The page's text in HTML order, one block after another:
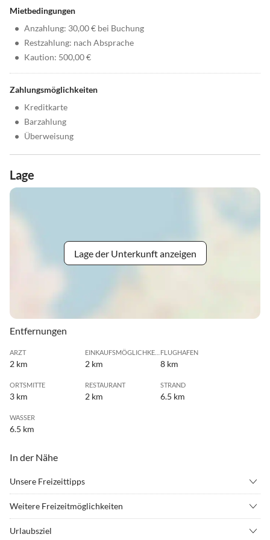
Mietbedingungen
• Anzahlung: 30,00 € bei Buchung
• Restzahlung: nach Absprache
• Kaution: 500,00 €
Zahlungsmöglichkeiten
• Kreditkarte
• Barzahlung
• Überweisung
Lage
Lage der Unterkunft anzeigen
Entfernungen
ARZT
2 km
EINKAUFSMÖGLICHKEIT
2 km
FLUGHAFEN
8 km
ORTSMITTE
3 km
RESTAURANT
2 km
STRAND
6.5 km
WASSER
6.5 km
In der Nähe
Unsere Freizeittipps
• Casino
Weitere Freizeitmöglichkeiten
Urlaubsziel